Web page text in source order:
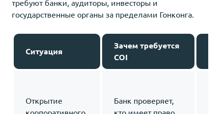
требуют банки, аудиторы, инвесторы и
государственные органы за пределами Гонконга.
Ситуация
Зачем требуется
COI
Открытие
корпоративного
Банк проверяет,
кто имеет право